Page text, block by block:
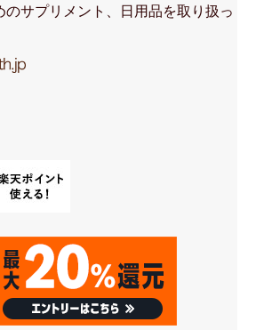
サプリメント、日用品を取り扱っ